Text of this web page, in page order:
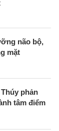
não bộ,
mặt
phản
tâm điểm